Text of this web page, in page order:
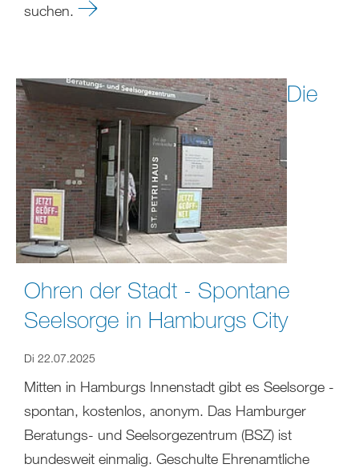
suchen.
Die
Ohren der Stadt - Spontane
Seelsorge in Hamburgs City
Di 22.07.2025
Mitten in Hamburgs Innenstadt gibt es Seelsorge -
spontan, kostenlos, anonym. Das Hamburger
Beratungs- und Seelsorgezentrum (BSZ) ist
bundesweit einmalig. Geschulte Ehrenamtliche